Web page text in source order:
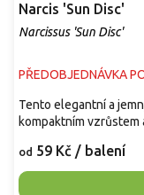
Narcis 'Sun Disc'
Narcissus 'Sun Disc'
PŘEDOBJEDNÁVKA
od 59 Kč / balení
Tento elegantní a
kompaktním vzrůstem